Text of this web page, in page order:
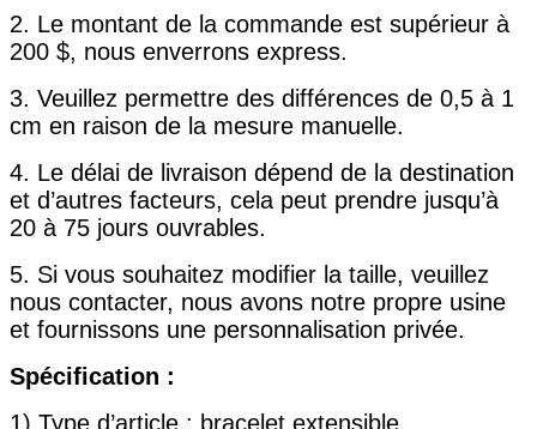
2. Le montant de la commande est supérieur à
200 $, nous enverrons express.
3. Veuillez permettre des différences de 0,5 à 1
cm en raison de la mesure manuelle.
4. Le délai de livraison dépend de la destination
et d’autres facteurs, cela peut prendre jusqu’à
20 à 75 jours ouvrables.
5. Si vous souhaitez modifier la taille, veuillez
nous contacter, nous avons notre propre usine
et fournissons une personnalisation privée.
Spécification :
1) Type d’article : bracelet extensible